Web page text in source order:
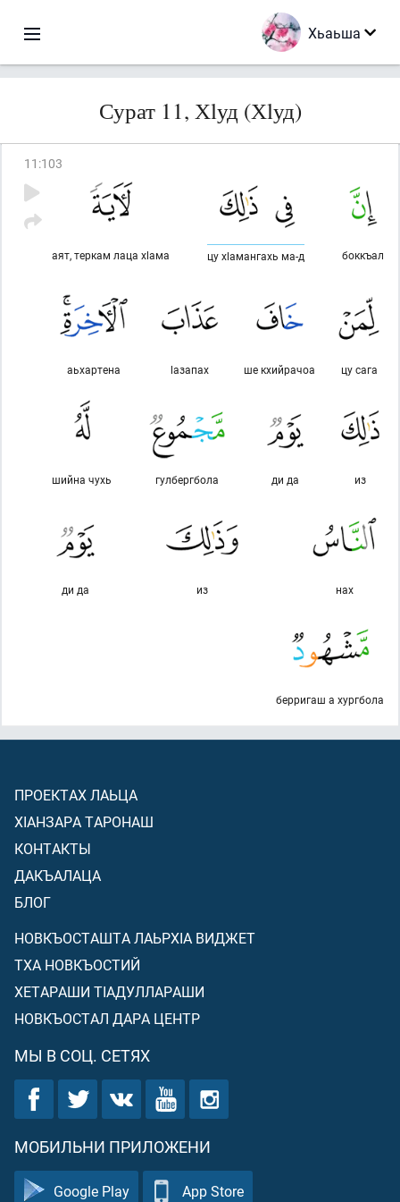
Хьаьша
Сурат 11, Хlуд (Хlуд)
11 :103
боккъал
цу хlамангахь ма-д
аят, теркам лаца хlама
цу сага
ше кхийрачоа
lазапах
аьхартена
из
ди да
гулбергбола
шийна чухь
нах
из
ди да
берригаш а хургбола
ПРОЕКТАХ ЛАЬЦА
ХIАНЗАРА ТАРОНАШ
КОНТАКТЫ
ДАКЪАЛАЦА
БЛОГ
НОВКЪОСТАШТА ЛАЬРХIА ВИДЖЕТ
ТХА НОВКЪОСТИЙ
ХЕТАРАШИ ТIАДУЛЛАРАШИ
НОВКЪОСТАЛ ДАРА ЦЕНТР
МЫ В СОЦ. СЕТЯХ
МОБИЛЬНИ ПРИЛОЖЕНИ
Google Play App Store